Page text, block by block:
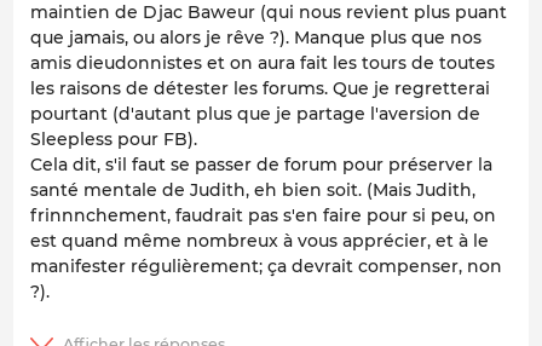
maintien de Djac Baweur (qui nous revient plus puant
que jamais, ou alors je rêve ?). Manque plus que nos
amis dieudonnistes et on aura fait les tours de toutes
les raisons de détester les forums. Que je regretterai
pourtant (d'autant plus que je partage l'aversion de
Sleepless pour FB).
Cela dit, s'il faut se passer de forum pour préserver la
santé mentale de Judith, eh bien soit. (Mais Judith,
frinnnchement, faudrait pas s'en faire pour si peu, on
est quand même nombreux à vous apprécier, et à le
manifester régulièrement; ça devrait compenser, non
?).